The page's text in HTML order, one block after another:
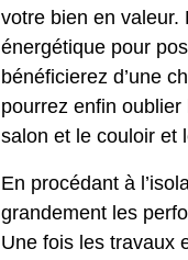
votre bien en valeur.
énergétique pour
bénéficierez d’une
pourrez enfin
salon et le couloir et
En procédant à
grandement les
Une fois les travaux